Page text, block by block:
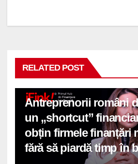
RELATED POST
Antreprenorii români
un „shortcut”
obțin firmele finanțări
fără să piardă timp în